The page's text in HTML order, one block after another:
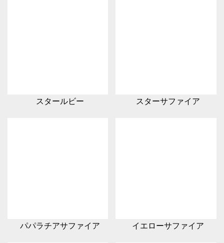
スタールビー スターサファイア
パパラチアサファイア イエローサファイア